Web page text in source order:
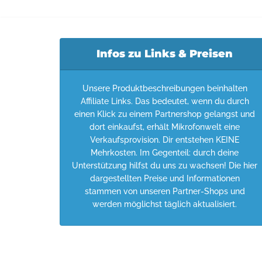
Infos zu Links & Preisen
Unsere Produktbeschreibungen beinhalten
Affiliate Links. Das bedeutet, wenn du durch
einen Klick zu einem Partnershop gelangst und
dort einkaufst, erhält Mikrofonwelt eine
Verkaufsprovision. Dir entstehen KEINE
Mehrkosten. Im Gegenteil: durch deine
Unterstützung hilfst du uns zu wachsen! Die hier
dargestellten Preise und Informationen
stammen von unseren Partner-Shops und
werden möglichst täglich aktualisiert.